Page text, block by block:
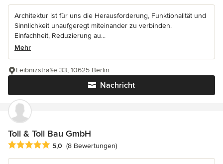
Architektur ist für uns die Herausforderung, Funktionalität und
Sinnlichkeit unaufgeregt miteinander zu verbinden.
Einfachheit, Reduzierung au...
Mehr
Nachricht
Leibnizstraße 33, 10625 Berlin
Toll & Toll Bau GmbH
Durchschnittliche Bewertung: 5 von 5 Sternen
5,0 (8 Bewertungen)